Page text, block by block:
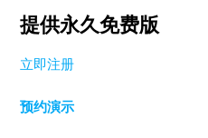
提供永久免费版
立即注册
预约演示